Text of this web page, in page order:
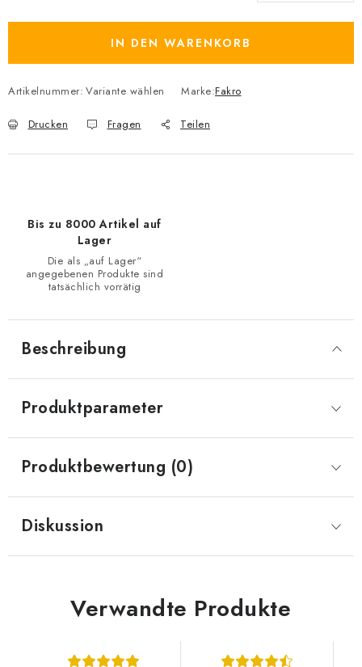
IN DEN WARENKORB
Artikelnummer: Variante wählen Marke:Fakro
Drucken Fragen Teilen
Bis zu 8000 Artikel auf
Lager
Die als „auf Lager“
angegebenen Produkte sind
tatsächlich vorrätig
Beschreibung
Produktparameter
Produktbewertung (0)
Diskussion
Verwandte Produkte